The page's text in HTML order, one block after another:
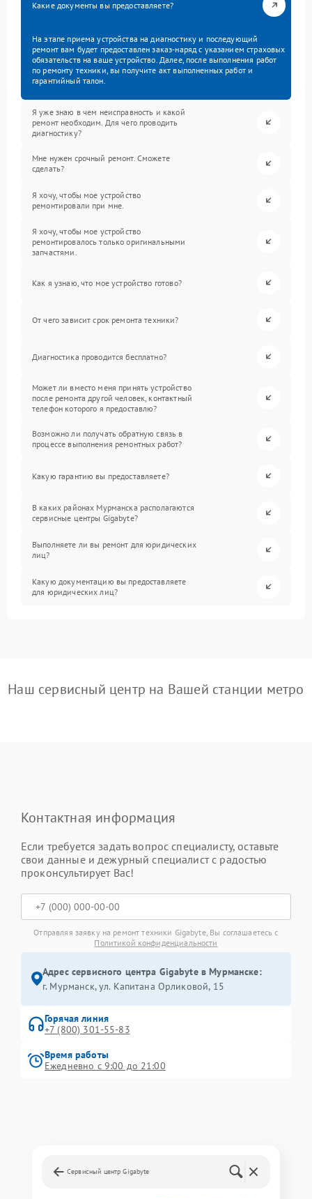
Какие документы вы предоставляете?
На этапе приема устройства на диагностику и последующий
ремонт вам будет предоставлен заказ-наряд с указанием страховых
обязательств на ваше устройство. Далее, после выполнения работ
по ремонту техники, вы получите акт выполненных работ и
гарантийный талон.
Я уже знаю в чем неисправность и какой
ремонт необходим. Для чего проводить
диагностику?
Мне нужен срочный ремонт. Сможете
сделать?
Я хочу, чтобы мое устройство
ремонтировали при мне.
Я хочу, чтобы мое устройство
ремонтировалось только оригинальными
запчастями.
Как я узнаю, что мое устройство готово?
От чего зависит срок ремонта техники?
Диагностика проводится бесплатно?
Может ли вместо меня принять устройство
после ремонта другой человек, контактный
телефон которого я предоставлю?
Возможно ли получать обратную связь в
процессе выполнения ремонтных работ?
Какую гарантию вы предоставляете?
В каких районах Мурманска располагаются
сервисные центры Gigabyte?
Выполняете ли вы ремонт для юридических
лиц?
Какую документацию вы предоставляете
для юридических лиц?
Наш сервисный центр на Вашей станции метро
Контактная информация
Если требуется задать вопрос специалисту, оставьте
свои данные и дежурный специалист с радостью
проконсультирует Вас!
Отправляя заявку на ремонт техники Gigabyte, Вы соглашаетесь с
Политикой конфиденциальности
Адрес сервисного центра Gigabyte в Мурманске:
г. Мурманск, ул. Капитана Орликовой, 15
Горячая линия
+7 (800) 301-55-83
Время работы
Ежедневно с 9:00 до 21:00
Сервисный центр Gigabyte